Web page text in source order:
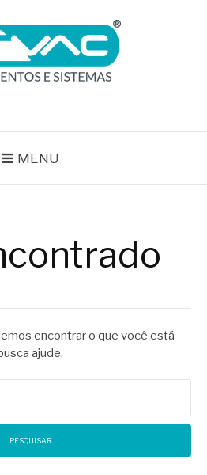
MENU
encontrar o que você está
ajude.